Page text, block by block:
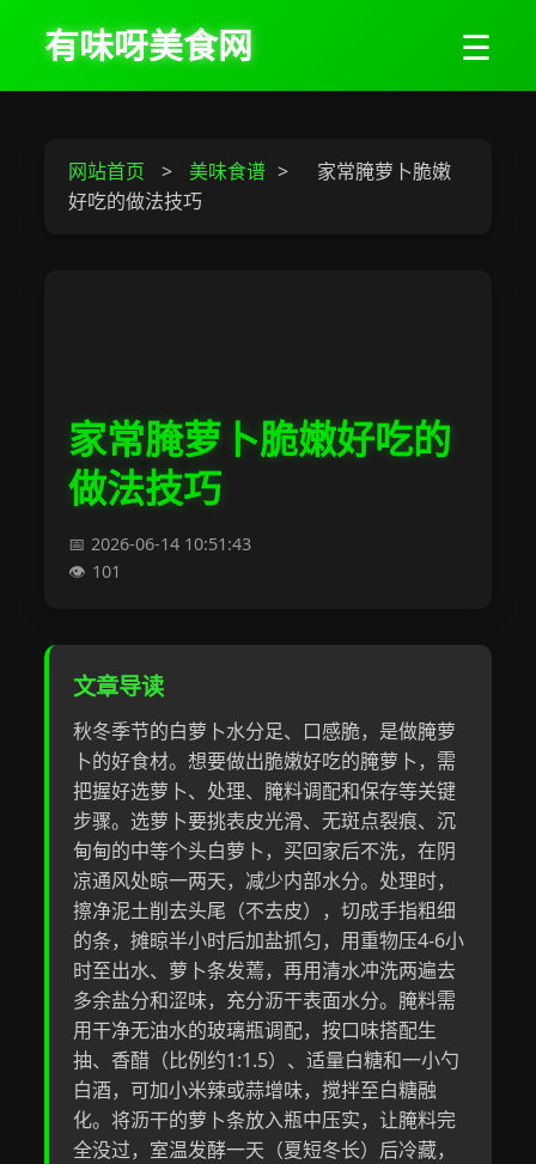
有味呀美食网 ☰
网站首页 > 美味食谱 >
家常腌萝卜脆嫩
好吃的做法技巧
家常腌萝卜脆嫩好吃的
做法技巧
2026-06-14 10:51:43
101
文章导读
秋冬季节的白萝卜水分足、口感脆，是做腌萝
卜的好食材。想要做出脆嫩好吃的腌萝卜，需
把握好选萝卜、处理、腌料调配和保存等关键
步骤。选萝卜要挑表皮光滑、无斑点裂痕、沉
甸甸的中等个头白萝卜，买回家后不洗，在阴
凉通风处晾一两天，减少内部水分。处理时，
擦净泥土削去头尾（不去皮），切成手指粗细
的条，摊晾半小时后加盐抓匀，用重物压4-6小
时至出水、萝卜条发蔫，再用清水冲洗两遍去
多余盐分和涩味，充分沥干表面水分。腌料需
用干净无油水的玻璃瓶调配，按口味搭配生
抽、香醋（比例约1:1.5）、适量白糖和一小勺
白酒，可加小米辣或蒜增味，搅拌至白糖融
化。将沥干的萝卜条放入瓶中压实，让腌料完
全没过，室温发酵一天（夏短冬长）后冷藏，